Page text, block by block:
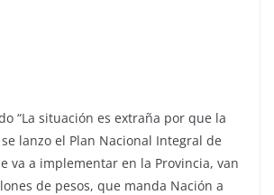
“La situación es extraña por que la
lanzo el Plan Nacional Integral de
va a implementar en la Provincia, van
de pesos, que manda Nación a